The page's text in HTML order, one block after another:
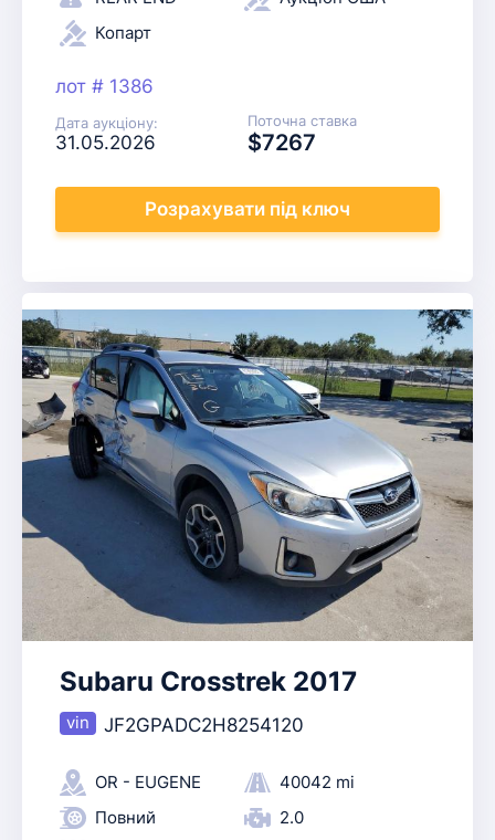
Копарт
лот # 1386
Дата аукціону:
31.05.2026
Поточна ставка
$7267
Розрахувати під ключ
Subaru Crosstrek 2017
JF2GPADC2H8254120
OR - EUGENE
40042 mi
Повний
2.0